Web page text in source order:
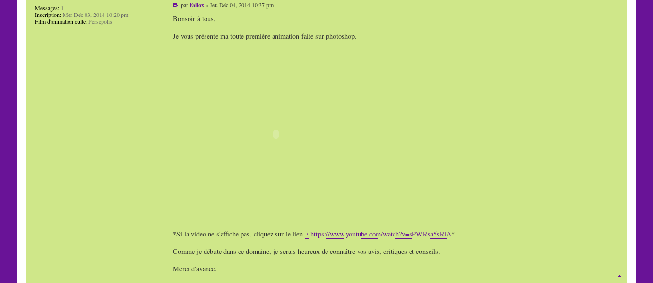
parFallox» Jeu Déc 04, 2014 10:37 pm
Bonsoir à tous,
Je vous présente ma toute première animation faite sur photoshop.
*Si la video ne s'affiche pas, cliquez sur le lien https://www.youtube.com/watch?v=sPWRsa5sRiA*
Comme je débute dans ce domaine, je serais heureux de connaître vos avis, critiques et conseils.
Merci d'avance.
Messages:1
Inscription:Mer Déc 03, 2014 10:20 pm
Film d'animation culte:Persepolis